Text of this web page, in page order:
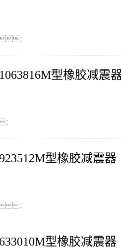
：
型橡胶减震
型橡胶减震器
：
型橡胶减震器